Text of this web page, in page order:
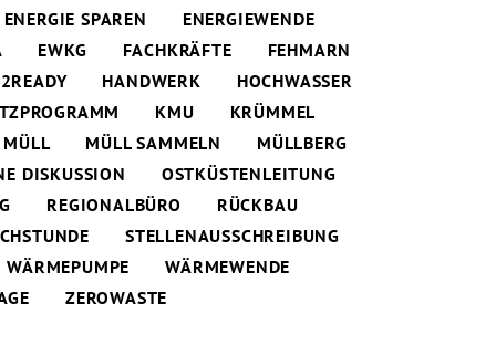
ENERGIE SPAREN
ENERGIEWENDE
EWKG FACHKRÄFTE
FEHMARN
HANDWERK
HOCHWASSER
KMU
KRÜMMEL
MÜLL
MÜLL SAMMELN
MÜLLBERG
DISKUSSION
OSTKÜSTENLEITUNG
REGIONALBÜRO
RÜCKBAU
STELLENAUSSCHREIBUNG
WÄRMEPUMPE
WÄRMEWENDE
ZEROWASTE